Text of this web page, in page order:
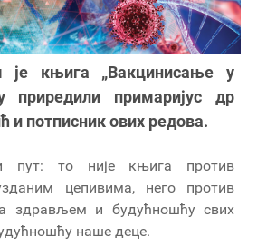
је књига „Вакцинисање у
приредили примаријус др
и потписник ових редова.
пут: то није књига против
цепивима, него против
здрављем и будућношћу свих
наше деце.